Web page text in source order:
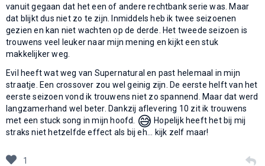
vanuit gegaan dat het een of andere rechtbank serie was. Maar
dat blijkt dus niet zo te zijn. Inmiddels heb ik twee seizoenen
gezien en kan niet wachten op de derde. Het tweede seizoen is
trouwens veel leuker naar mijn mening en kijkt een stuk
makkelijker weg.
Evil heeft wat weg van Supernatural en past helemaal in mijn
straatje. Een crossover zou wel geinig zijn. De eerste helft van het
eerste seizoen vond ik trouwens niet zo spannend. Maar dat werd
langzamerhand wel beter. Dankzij aflevering 10 zit ik trouwens
met een stuck song in mijn hoofd.
😅 Hopelijk heeft het bij mij
straks niet hetzelfde effect als bij eh... kijk zelf maar!
1